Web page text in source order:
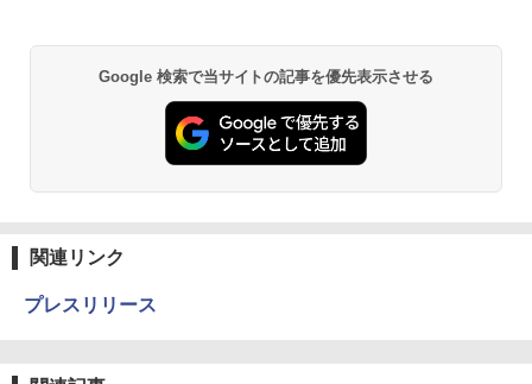
Google 検索で当サイトの記事を優先表示させる
関連リンク
プレスリリース